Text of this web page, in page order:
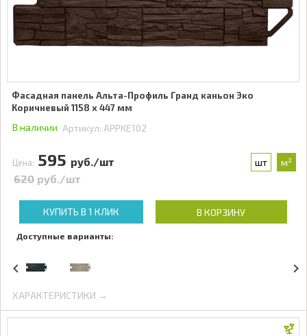
Фасадная панель Альта-Профиль Гранд каньон Эко
Коричневый 1158 x 447 мм
В наличии Артикул: APPKE102
Цена: 595 руб./шт шт м²
620 руб./шт
КУПИТЬ В 1 КЛИК В КОРЗИНУ
Доступные варианты:
ХАРАКТЕРИСТИКИ →